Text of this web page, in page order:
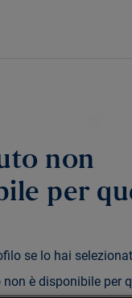
non
per
se lo hai
non è disponibile per